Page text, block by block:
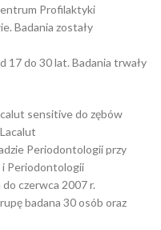
Profilaktyki
Badania zostały
17 do 30 lat. Badania trwały
sensitive do zębów
Periodontologii przy
Periodontologii
czerwca 2007 r.
badana 30 osób oraz